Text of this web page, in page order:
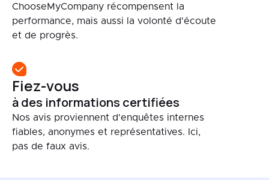
ChooseMyCompany récompensent la
performance, mais aussi la volonté d'écoute
et de progrès.
Fiez-vous
à des informations certifiées
Nos avis proviennent d'enquêtes internes
fiables, anonymes et représentatives. Ici,
pas de faux avis.